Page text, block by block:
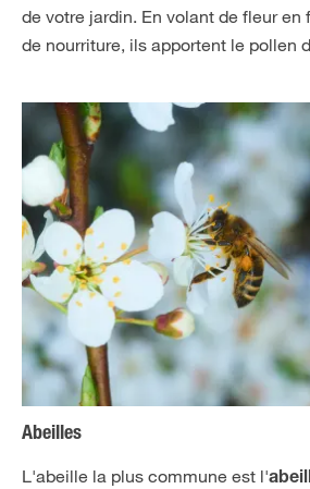
de votre jardin. En volant de fleur en
de nourriture, ils apportent le pollen
Abeilles
L'abeille la plus commune est l'